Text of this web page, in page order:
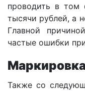
проводить в том
тысячи рублей, а
Главной
частые ошибки
Также со